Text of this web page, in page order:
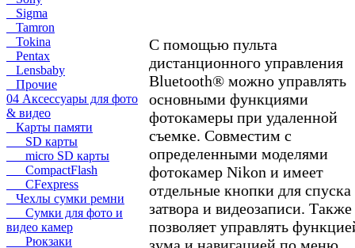
Sigma
Tamron
Tokina
Pentax
Lensbaby
Прочие
04 Аксессуары для фото
& видео
Карты памяти
SD карты
micro SD карты
CompactFlash
CFexpress
Чехлы сумки ремни
Сумки для фото и
видео камер
Рюкзаки
С помощью пульта
дистанционного управления
Bluetooth® можно управлять
основными функциями
фотокамеры при удаленной
съемке. Совместим с
определенными моделями
фотокамер Nikon и имеет
отдельные кнопки для спуска
затвора и видеозаписи. Также
позволяет управлять